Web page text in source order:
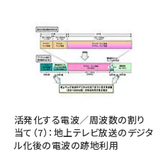
活発化する電波／周波数の割り
当て（7）：地上テレビ放送のデジタ
ル化後の電波の跡地利用